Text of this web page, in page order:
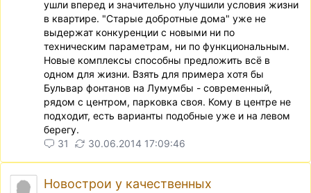
ушли вперед и значительно улучшили условия жизни
в квартире. "Старые добротные дома" уже не
выдержат конкуренции с новыми ни по
техническим параметрам, ни по функциональным.
Новые комплексы способны предложить всё в
одном для жизни. Взять для примера хотя бы
Бульвар фонтанов на Лумумбы - современный,
рядом с центром, парковка своя. Кому в центре не
подходит, есть варианты подобные уже и на левом
берегу.
31
30.06.2014 17:09:46
Новострои у качественных